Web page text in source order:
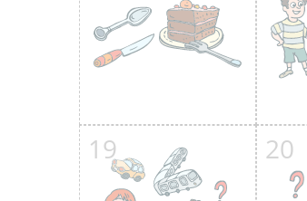
19 20